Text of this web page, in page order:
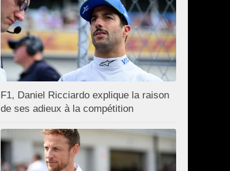
F1, Daniel Ricciardo explique la raison
de ses adieux à la compétition